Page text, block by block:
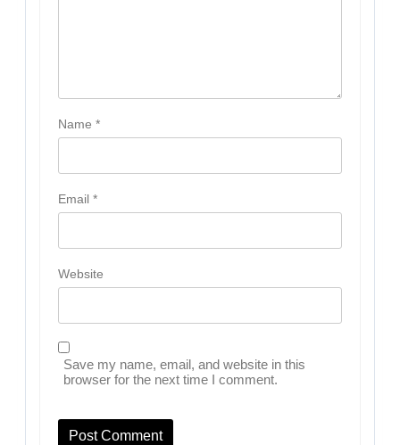
Name *
Email *
Website
Save my name, email, and website in this
browser for the next time I comment.